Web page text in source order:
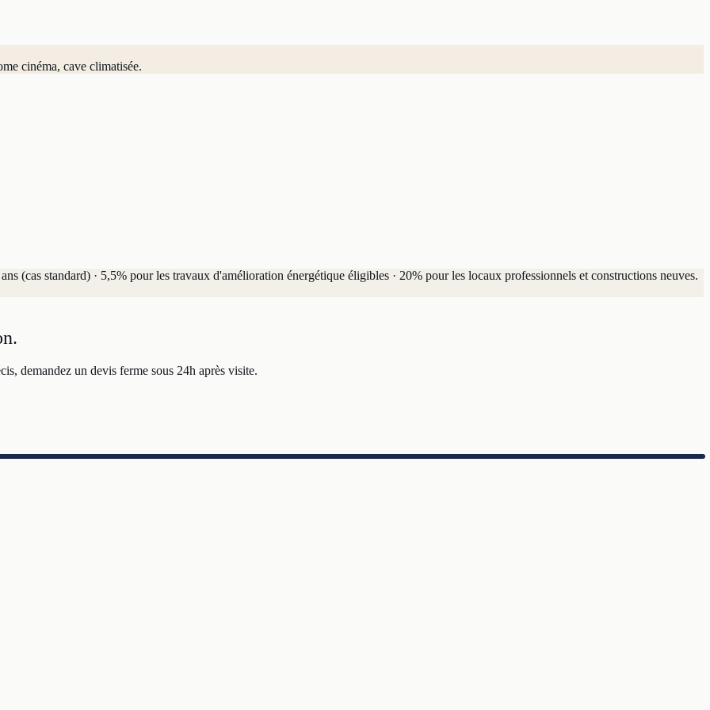
cinéma, cave climatisée.
(cas standard) · 5,5% pour les travaux d'amélioration énergétique éligibles · 20% pour les locaux professionnels et constructions neuves.
demandez un devis ferme sous 24h après visite.